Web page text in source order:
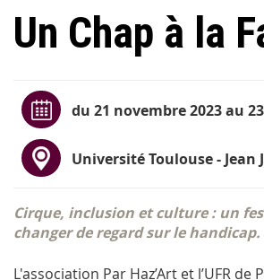
Un Chap à la
du 21 novembre 2023 au
Université Toulouse - Jean
Cirque, inclusion et culture : un
changer de regard sur le handicap.
L'association Par Haz’Art et l’UFR de